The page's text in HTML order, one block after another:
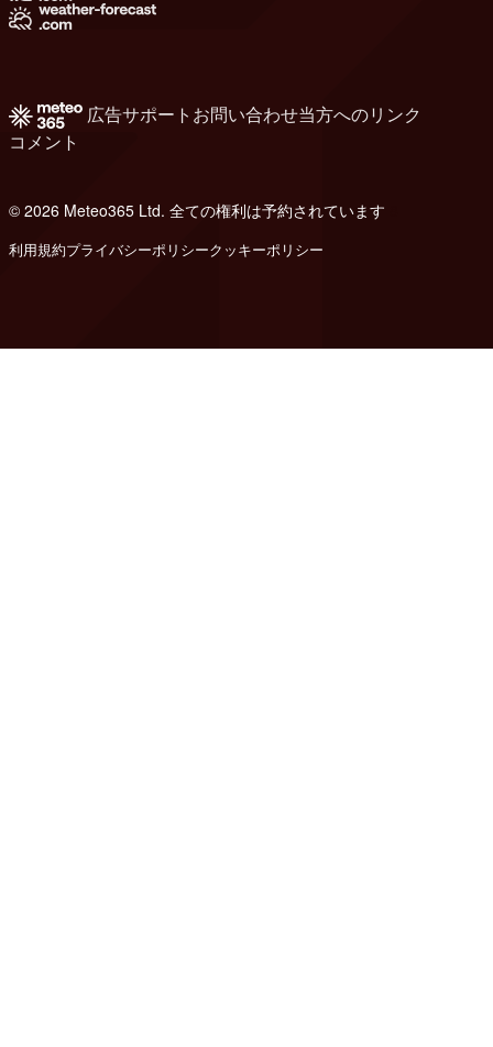
広告サポート お問い合わせ当方へのリンク
コメント
© 2026 Meteo365 Ltd. 全ての権利は予約されています
利用規約プライバシーポリシークッキーポリシー